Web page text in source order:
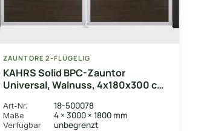
ZAUNTORE 2-FLÜGELIG
KAHRS Solid BPC-Zauntor
Universal, Walnuss, 4x180x300 cm,
Art-Nr. 18-500078
Maße 4 × 3000 × 1800 mm
Verfügbar unbegrenzt